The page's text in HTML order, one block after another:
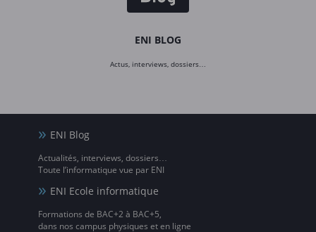
ENI BLOG
Actus, interviews, dossiers…
ENI Blog
Actualités, interviews, dossiers…
Toute l’informatique vue par ENI
ENI Ecole informatique
Formations de BAC+2 à BAC+5,
dans nos campus physiques et en ligne